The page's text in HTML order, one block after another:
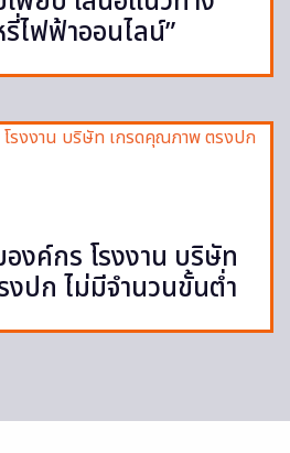
ไฟฟ้าออนไลน์”
งค์กร โรงงาน บริษัท
ปก ไม่มีจำนวนขั้นต่ำ